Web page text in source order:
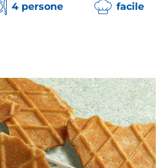
4 persone facile